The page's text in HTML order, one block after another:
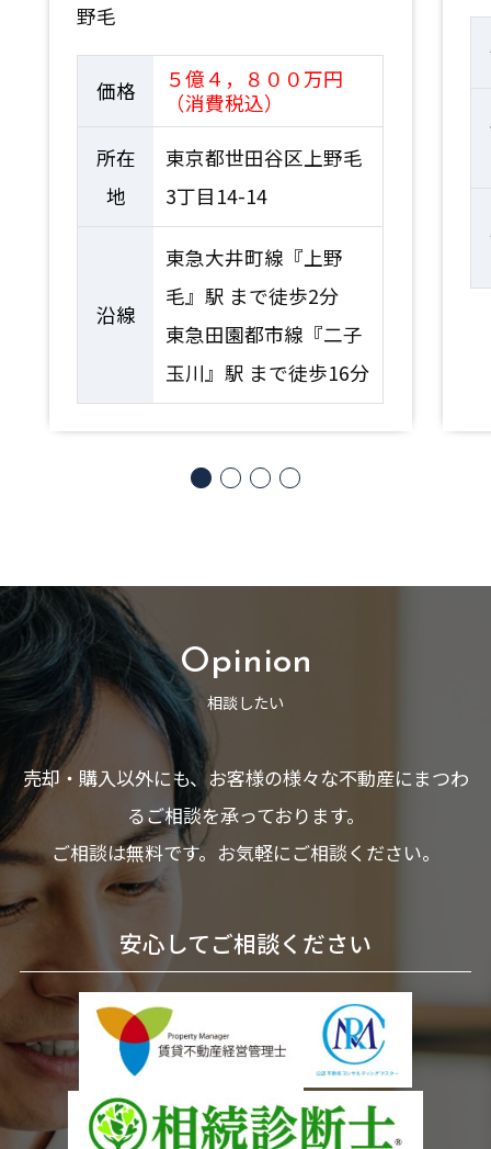
野毛
価格
５億４，８００万円
（消費税込）
所在
地
東京都世田谷区上野毛
3丁目14-14
沿線
東急大井町線『上野
毛』駅 まで徒歩2分
東急田園都市線『二子
玉川』駅 まで徒歩16分
Opinion
相談したい
売却・購入以外にも、お客様の様々な不動産にまつわ
るご相談を承っております。
ご相談は無料です。お気軽にご相談ください。
安心してご相談ください